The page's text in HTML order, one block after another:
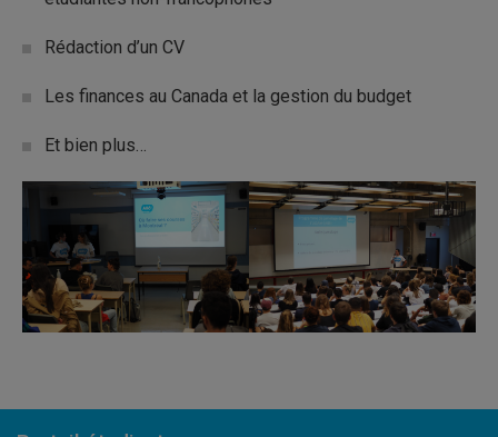
Rédaction d’un CV
Les finances au Canada et la gestion du budget
Et bien plus…